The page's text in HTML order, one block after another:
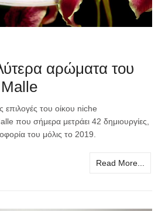
αρώματα του
επιλογές του οίκου niche
που σήμερα μετράει 42 δημιουργίες,
του μόλις το 2019.
Read More...